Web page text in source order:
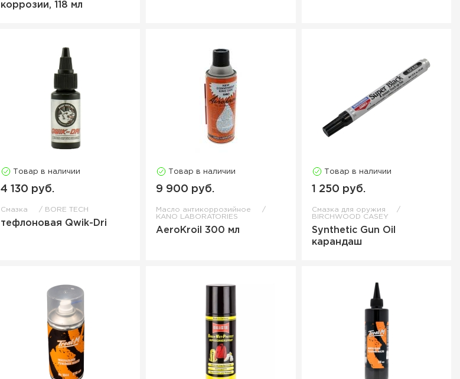
коррозии, 118 мл
Товар в наличии
4 130 руб.
Смазка BORE TECH
тефлоновая Qwik-Dri
Товар в наличии
9 900 руб.
Масло антикоррозийное
KANO LABORATORIES
AeroKroil 300 мл
Товар в наличии
1 250 руб.
Смазка для оружия
BIRCHWOOD CASEY
Synthetic Gun Oil
карандаш